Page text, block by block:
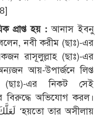
প্রাপ্ত হয় :আনাস ইবনু
নবী করীম (ছাঃ)-এর
রাসূলুল্লাহ (ছাঃ)-এর
আয়-উপার্জনে লিপ্ত
(ছাঃ)-এর নিকট সেই
বিরুদ্ধে অভিযোগ করল।